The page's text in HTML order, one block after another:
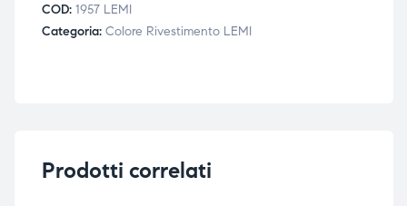
COD: 1957 LEMI
Categoria: Colore Rivestimento LEMI
Prodotti correlati